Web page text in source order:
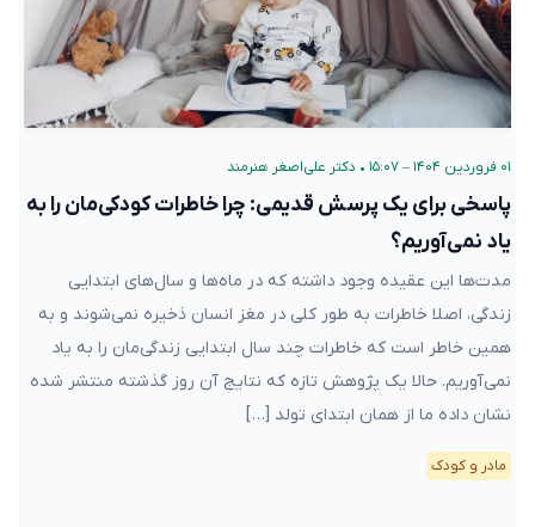
۰۱ فروردین ۱۴۰۴ – ۱۵:۰۷ • دکتر علی‌اصغر هنرمند
پاسخی برای یک پرسش قدیمی: چرا خاطرات کودکی‌مان را به
یاد نمی‌آوریم؟
مدت‌ها این عقیده وجود داشته که در ماه‌ها و سال‌های ابتدایی
زندگی، اصلا خاطرات به طور کلی در مغز انسان ذخیره نمی‌شوند و به
همین خاطر است که خاطرات چند سال ابتدایی زندگی‌مان را به یاد
نمی‌آوریم. حالا یک پژوهش تازه که نتایج آن روز گذشته منتشر شده
نشان داده ما از همان ابتدای تولد […]
مادر و کودک